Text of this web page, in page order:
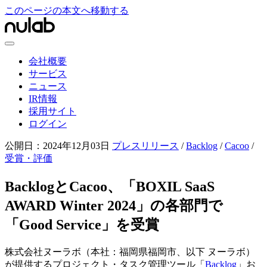
このページの本文へ移動する
会社概要
サービス
ニュース
IR情報
採用サイト
ログイン
公開日： 2024年12月03日 プレスリリース / Backlog / Cacoo /
受賞・評価
BacklogとCacoo、「BOXIL SaaS
AWARD Winter 2024」の各部門で
「Good Service」を受賞
株式会社 ヌーラボ （本社：福岡県福岡市、以下 ヌーラボ）
が提供するプロジェクト・タスク管理ツール「 Backlog 」お